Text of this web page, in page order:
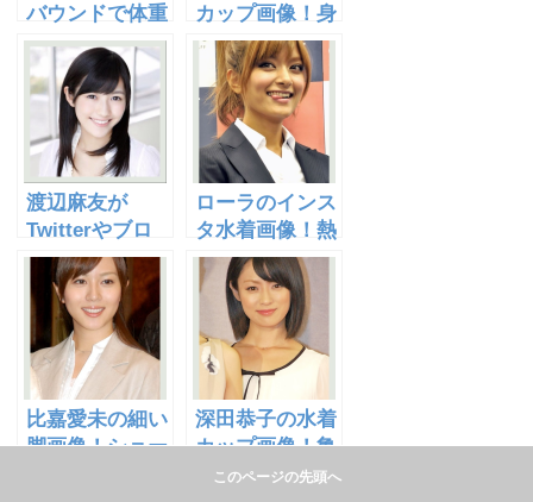
バウンドで体重
増画像！小雪と
の険悪な関係
は？
カップ画像！身
長と比べ脚が太
い？総選挙の結
果は？
渡辺麻友が
Twitterやブロ
グ、755で激し
い？水着カップ
画像あり！
ローラのインス
タ水着画像！熱
愛相手は有田哲
平か中居正広？
比嘉愛未の細い
脚画像！ショー
深田恭子の水着
カップ画像！亀
梨和也と熱愛？
このページの先頭へ